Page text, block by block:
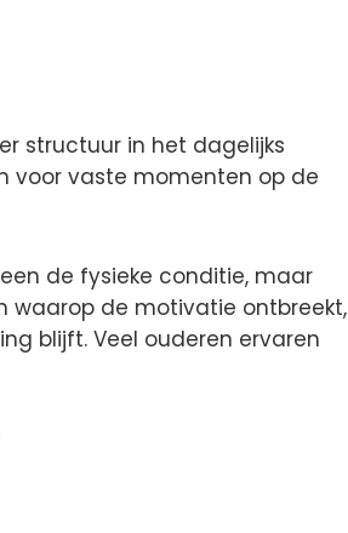
structuur in het dagelijks
voor vaste momenten op de
de fysieke conditie, maar
waarop de motivatie ontbreekt,
blijft. Veel ouderen ervaren